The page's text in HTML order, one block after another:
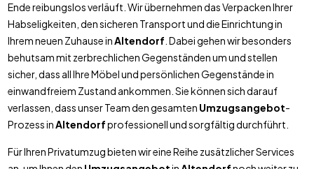
Ende reibungslos verläuft. Wir übernehmen das Verpacken Ihrer
Habseligkeiten, den sicheren Transport und die Einrichtung in
Ihrem neuen Zuhause inAltendorf . Dabei gehen wir besonders
behutsam mit zerbrechlichen Gegenständen um und stellen
sicher, dass all Ihre Möbel und persönlichen Gegenstände in
einwandfreiem Zustand ankommen. Sie können sich darauf
verlassen, dass unser Team den gesamten Umzugsangebot-
Prozess inAltendorfprofessionell und sorgfältig durchführt.
Für Ihren Privatumzug bieten wir eine Reihe zusätzlicher Services